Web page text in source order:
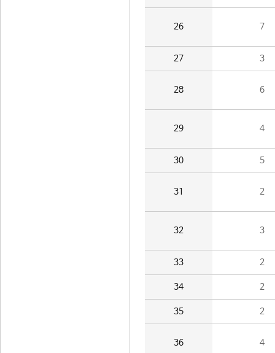
26 7
27 3
28 6
29 4
30 5
31 2
32 3
33 2
34 2
35 2
36 4